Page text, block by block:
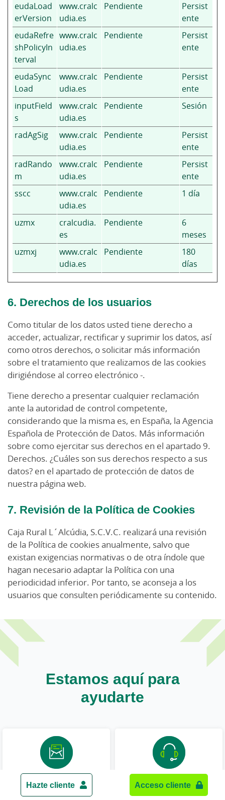
eudaLoad
erVersion
www.cralc
udia.es
Pendiente
Persist
ente
eudaRefre
shPolicyIn
terval
www.cralc
udia.es
Pendiente
Persist
ente
eudaSync
Load
www.cralc
udia.es
Pendiente
Persist
ente
inputField
s
www.cralc
udia.es
Pendiente Sesión
radAgSig
www.cralc
udia.es
Pendiente
Persist
ente
radRando
m
www.cralc
udia.es
Pendiente
Persist
ente
sscc
www.cralc
udia.es
Pendiente 1 día
uzmx
cralcudia.
es
Pendiente
6
meses
uzmxj
www.cralc
udia.es
Pendiente
180
días
6. Derechos de los usuarios
Como titular de los datos usted tiene derecho a
acceder, actualizar, rectificar y suprimir los datos, así
como otros derechos, o solicitar más información
sobre el tratamiento que realizamos de las cookies
dirigiéndose al correo electrónico -.
Tiene derecho a presentar cualquier reclamación
ante la autoridad de control competente,
considerando que la misma es, en España, la Agencia
Española de Protección de Datos. Más información
sobre como ejercitar sus derechos en el apartado 9.
Derechos. ¿Cuáles son sus derechos respecto a sus
datos? en el apartado de protección de datos de
nuestra página web.
7. Revisión de la Política de Cookies
Caja Rural L´Alcúdia, S.C.V.C. realizará una revisión
de la Política de cookies anualmente, salvo que
existan exigencias normativas o de otra índole que
hagan necesario adaptar la Política con una
periodicidad inferior. Por tanto, se aconseja a los
usuarios que consulten periódicamente su contenido.
Estamos aquí para
ayudarte
Hazte cliente Acceso cliente